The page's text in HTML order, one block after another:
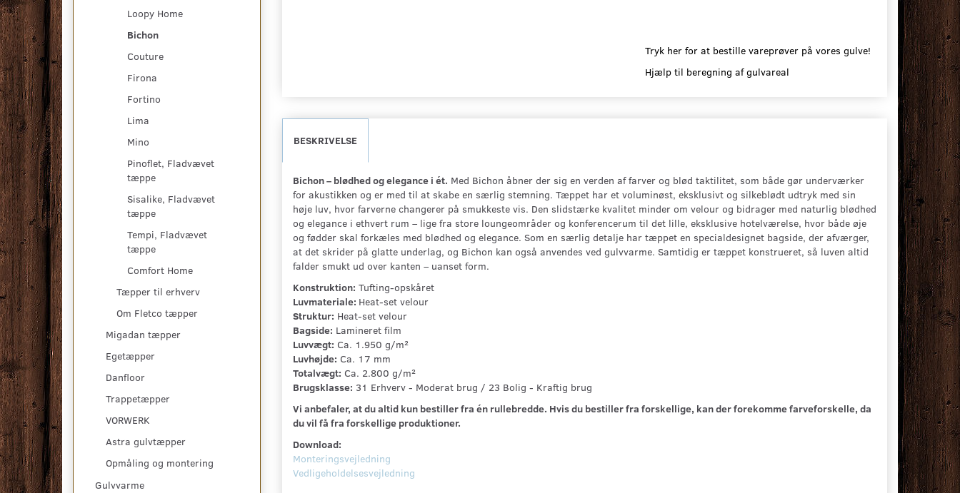
Loopy Home
Bichon
Couture
Firona
Fortino
Lima
Mino
Pinoflet, Fladvævet
tæppe
Sisalike, Fladvævet
tæppe
Tempi, Fladvævet
tæppe
Comfort Home
Tæpper til erhverv
Om Fletco tæpper
Migadan tæpper
Egetæpper
Danfloor
Trappetæpper
VORWERK
Astra gulvtæpper
Opmåling og montering
Gulvvarme
Tryk her for at bestille vareprøver på vores gulve!
Hjælp til beregning af gulvareal
BESKRIVELSE
Bichon – blødhed og elegance i ét. Med Bichon åbner der sig en verden af farver og blød taktilitet, som både gør underværker
for akustikken og er med til at skabe en særlig stemning. Tæppet har et voluminøst, eksklusivt og silkeblødt udtryk med sin
høje luv, hvor farverne changerer på smukkeste vis. Den slidstærke kvalitet minder om velour og bidrager med naturlig blødhed
og elegance i ethvert rum – lige fra store loungeområder og konferencerum til det lille, eksklusive hotelværelse, hvor både øje
og fødder skal forkæles med blødhed og elegance. Som en særlig detalje har tæppet en specialdesignet bagside, der afværger,
at det skrider på glatte underlag, og Bichon kan også anvendes ved gulvvarme. Samtidig er tæppet konstrueret, så luven altid
falder smukt ud over kanten – uanset form.
Konstruktion: Tufting-opskåret
Luvmateriale: Heat-set velour
Struktur: Heat-set velour
Bagside: Lamineret film
Luvvægt: Ca. 1.950 g/m²
Luvhøjde: Ca. 17 mm
Totalvægt: Ca. 2.800 g/m²
Brugsklasse: 31 Erhverv - Moderat brug / 23 Bolig - Kraftig brug
Vi anbefaler, at du altid kun bestiller fra én rullebredde. Hvis du bestiller fra forskellige, kan der forekomme farveforskelle, da
du vil få fra forskellige produktioner.
Download:
Monteringsvejledning
Vedligeholdelsesvejledning